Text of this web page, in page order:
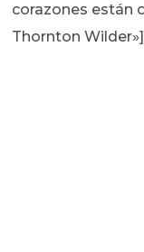
corazones están
Thornton Wilder»]